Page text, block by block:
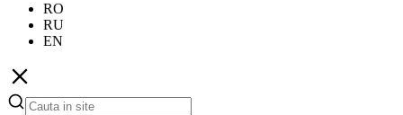
RO
RU
EN